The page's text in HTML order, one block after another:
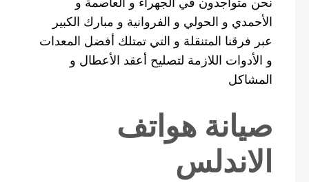
الأحمدي و الحولي و الفروانية و مبارك الكبير
عبر فرقنا المتنقلة و التي تمتلك أفضل المعدات
و الأدوات اللازمة لتصليح أعقد الأعطال و
المشاكل
صيانة هواتف
الاندلس